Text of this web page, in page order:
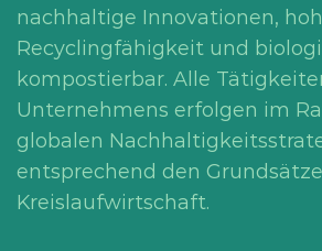
nachhaltige Innovationen,
Recyclingfähigkeit und
kompostierbar. Alle
Unternehmens erfolgen im
globalen
entsprechend den
Kreislaufwirtschaft.